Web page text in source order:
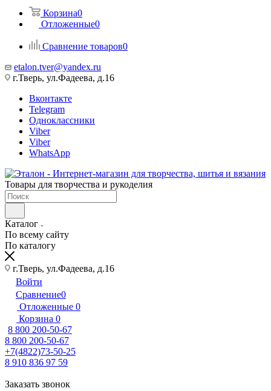
Корзина0
Отложенные0
Сравнение товаров0
etalon.tver@yandex.ru
г.Тверь, ул.Фадеева, д.16
Вконтакте
Telegram
Одноклассники
Viber
Viber
WhatsApp
Товары для творчества и рукоделия
Каталог
По всему сайту
По каталогу
г.Тверь, ул.Фадеева, д.16
Войти
Сравнение0
Отложенные 0
Корзина 0
8 800 200-50-67
8 800 200-50-67
+7(4822)73-50-25
8 910 836 97 59
Заказать звонок